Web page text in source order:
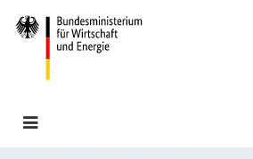
Navigation
Hauptmenü